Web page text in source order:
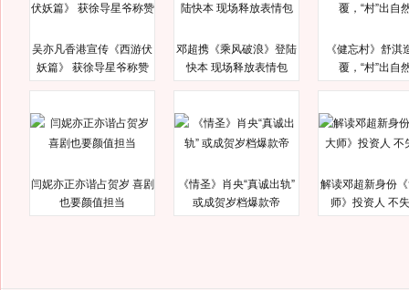
吴亦凡香港宣传《西游伏
妖篇》 获徐导星爷称赞
邓超携《乘风破浪》登陆
快本 现场释放表情包
《健忘村》舒淇
覆，“村”出自
闫妮亦正亦谐占贺岁 喜剧
也要颜值担当
《情圣》肖央“真诚出轨”
或成贺岁档爆款帝
解读邓超新身份
师》投资人 不